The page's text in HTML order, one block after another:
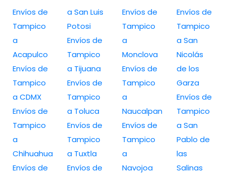
Envíos de
Tampico
a
Acapulco
Envíos de
Tampico
a CDMX
Envíos de
Tampico
a
Chihuahua
Envíos de
a San Luis
Potosi
Envíos de
Tampico
a Tijuana
Envíos de
Tampico
a Toluca
Envíos de
Tampico
a Tuxtla
Envíos de
Envíos de
Tampico
a
Monclova
Envíos de
Tampico
a
Naucalpan
Envíos de
Tampico
a
Navojoa
Envíos de
Tampico
a San
Nicolás
de los
Garza
Envíos de
Tampico
a San
Pablo de
las
Salinas